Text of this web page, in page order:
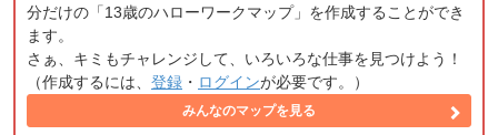
分だけの「13歳のハローワークマップ」を作成することができ
ます。
さぁ、キミもチャレンジして、いろいろな仕事を見つけよう！
（作成するには、 登録 ・ ログインが必要です。）
みんなのマップを見る